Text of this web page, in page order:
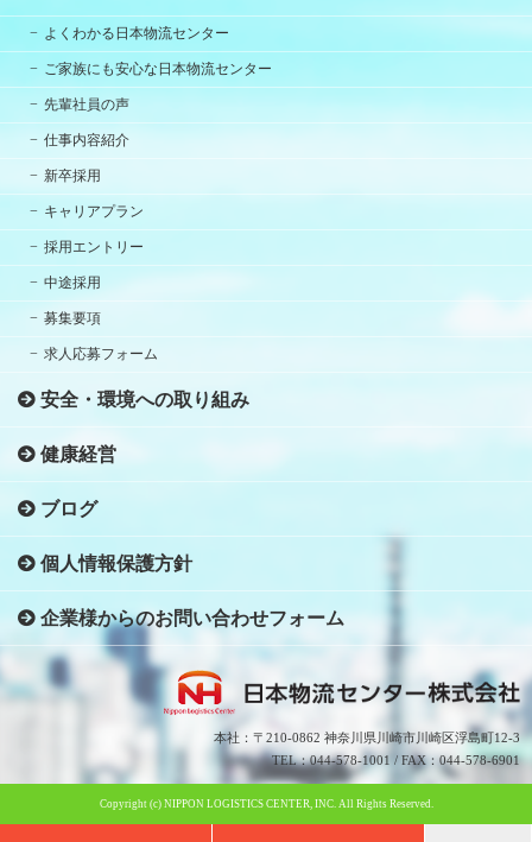
よくわかる日本物流センター
ご家族にも安心な日本物流センター
先輩社員の声
仕事内容紹介
新卒採用
キャリアプラン
採用エントリー
中途採用
募集要項
求人応募フォーム
安全・環境への取り組み
健康経営
ブログ
個人情報保護方針
企業様からのお問い合わせフォーム
本社：〒210-0862 神奈川県川崎市川崎区浮島町12-3
TEL：044-578-1001 / FAX：044-578-6901
Copyright (c) NIPPON LOGISTICS CENTER, INC. All Rights Reserved.